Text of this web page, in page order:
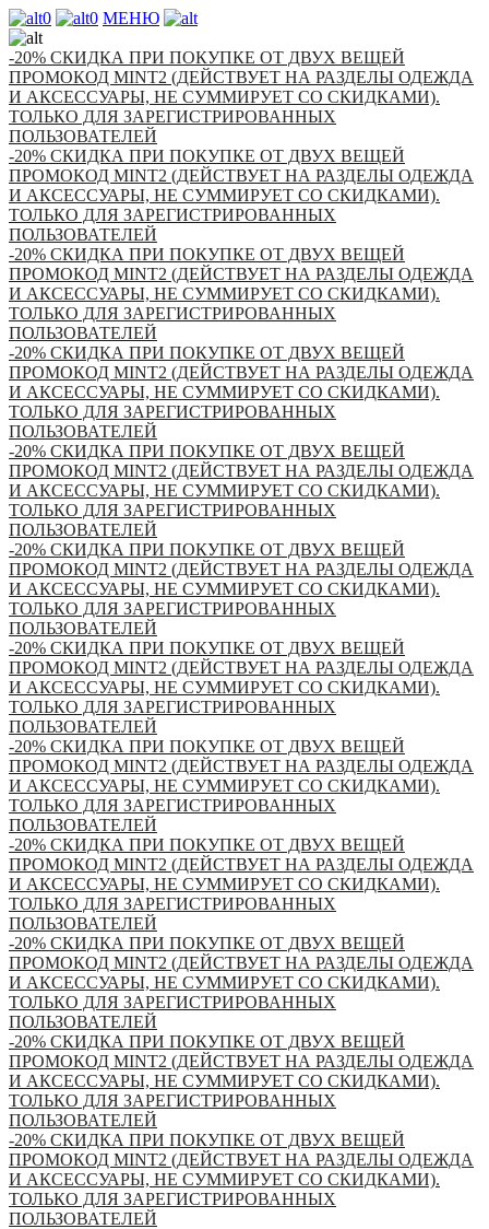
0 0 МЕНЮ
-20% СКИДКА ПРИ ПОКУПКЕ ОТ ДВУХ ВЕЩЕЙ
ПРОМОКОД MINT2 (ДЕЙСТВУЕТ НА РАЗДЕЛЫ ОДЕЖДА
И АКСЕССУАРЫ, НЕ СУММИРУЕТ СО СКИДКАМИ).
ТОЛЬКО ДЛЯ ЗАРЕГИСТРИРОВАННЫХ
ПОЛЬЗОВАТЕЛЕЙ
-20% СКИДКА ПРИ ПОКУПКЕ ОТ ДВУХ ВЕЩЕЙ
ПРОМОКОД MINT2 (ДЕЙСТВУЕТ НА РАЗДЕЛЫ ОДЕЖДА
И АКСЕССУАРЫ, НЕ СУММИРУЕТ СО СКИДКАМИ).
ТОЛЬКО ДЛЯ ЗАРЕГИСТРИРОВАННЫХ
ПОЛЬЗОВАТЕЛЕЙ
-20% СКИДКА ПРИ ПОКУПКЕ ОТ ДВУХ ВЕЩЕЙ
ПРОМОКОД MINT2 (ДЕЙСТВУЕТ НА РАЗДЕЛЫ ОДЕЖДА
И АКСЕССУАРЫ, НЕ СУММИРУЕТ СО СКИДКАМИ).
ТОЛЬКО ДЛЯ ЗАРЕГИСТРИРОВАННЫХ
ПОЛЬЗОВАТЕЛЕЙ
-20% СКИДКА ПРИ ПОКУПКЕ ОТ ДВУХ ВЕЩЕЙ
ПРОМОКОД MINT2 (ДЕЙСТВУЕТ НА РАЗДЕЛЫ ОДЕЖДА
И АКСЕССУАРЫ, НЕ СУММИРУЕТ СО СКИДКАМИ).
ТОЛЬКО ДЛЯ ЗАРЕГИСТРИРОВАННЫХ
ПОЛЬЗОВАТЕЛЕЙ
-20% СКИДКА ПРИ ПОКУПКЕ ОТ ДВУХ ВЕЩЕЙ
ПРОМОКОД MINT2 (ДЕЙСТВУЕТ НА РАЗДЕЛЫ ОДЕЖДА
И АКСЕССУАРЫ, НЕ СУММИРУЕТ СО СКИДКАМИ).
ТОЛЬКО ДЛЯ ЗАРЕГИСТРИРОВАННЫХ
ПОЛЬЗОВАТЕЛЕЙ
-20% СКИДКА ПРИ ПОКУПКЕ ОТ ДВУХ ВЕЩЕЙ
ПРОМОКОД MINT2 (ДЕЙСТВУЕТ НА РАЗДЕЛЫ ОДЕЖДА
И АКСЕССУАРЫ, НЕ СУММИРУЕТ СО СКИДКАМИ).
ТОЛЬКО ДЛЯ ЗАРЕГИСТРИРОВАННЫХ
ПОЛЬЗОВАТЕЛЕЙ
-20% СКИДКА ПРИ ПОКУПКЕ ОТ ДВУХ ВЕЩЕЙ
ПРОМОКОД MINT2 (ДЕЙСТВУЕТ НА РАЗДЕЛЫ ОДЕЖДА
И АКСЕССУАРЫ, НЕ СУММИРУЕТ СО СКИДКАМИ).
ТОЛЬКО ДЛЯ ЗАРЕГИСТРИРОВАННЫХ
ПОЛЬЗОВАТЕЛЕЙ
-20% СКИДКА ПРИ ПОКУПКЕ ОТ ДВУХ ВЕЩЕЙ
ПРОМОКОД MINT2 (ДЕЙСТВУЕТ НА РАЗДЕЛЫ ОДЕЖДА
И АКСЕССУАРЫ, НЕ СУММИРУЕТ СО СКИДКАМИ).
ТОЛЬКО ДЛЯ ЗАРЕГИСТРИРОВАННЫХ
ПОЛЬЗОВАТЕЛЕЙ
-20% СКИДКА ПРИ ПОКУПКЕ ОТ ДВУХ ВЕЩЕЙ
ПРОМОКОД MINT2 (ДЕЙСТВУЕТ НА РАЗДЕЛЫ ОДЕЖДА
И АКСЕССУАРЫ, НЕ СУММИРУЕТ СО СКИДКАМИ).
ТОЛЬКО ДЛЯ ЗАРЕГИСТРИРОВАННЫХ
ПОЛЬЗОВАТЕЛЕЙ
-20% СКИДКА ПРИ ПОКУПКЕ ОТ ДВУХ ВЕЩЕЙ
ПРОМОКОД MINT2 (ДЕЙСТВУЕТ НА РАЗДЕЛЫ ОДЕЖДА
И АКСЕССУАРЫ, НЕ СУММИРУЕТ СО СКИДКАМИ).
ТОЛЬКО ДЛЯ ЗАРЕГИСТРИРОВАННЫХ
ПОЛЬЗОВАТЕЛЕЙ
-20% СКИДКА ПРИ ПОКУПКЕ ОТ ДВУХ ВЕЩЕЙ
ПРОМОКОД MINT2 (ДЕЙСТВУЕТ НА РАЗДЕЛЫ ОДЕЖДА
И АКСЕССУАРЫ, НЕ СУММИРУЕТ СО СКИДКАМИ).
ТОЛЬКО ДЛЯ ЗАРЕГИСТРИРОВАННЫХ
ПОЛЬЗОВАТЕЛЕЙ
-20% СКИДКА ПРИ ПОКУПКЕ ОТ ДВУХ ВЕЩЕЙ
ПРОМОКОД MINT2 (ДЕЙСТВУЕТ НА РАЗДЕЛЫ ОДЕЖДА
И АКСЕССУАРЫ, НЕ СУММИРУЕТ СО СКИДКАМИ).
ТОЛЬКО ДЛЯ ЗАРЕГИСТРИРОВАННЫХ
ПОЛЬЗОВАТЕЛЕЙ